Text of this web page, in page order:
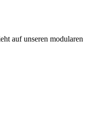
auf unseren modularen